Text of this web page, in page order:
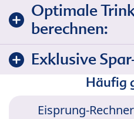
Optimale
berechnen:
Exklusive
Häufig
Eisprung-Rechner